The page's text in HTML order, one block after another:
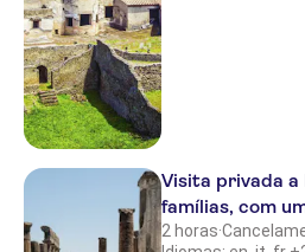
Hotel Pomezia
La Locanda del Pontefice
Hotel Eden
Costa Hotel
Visita privada a
famílias, com
2 horas·